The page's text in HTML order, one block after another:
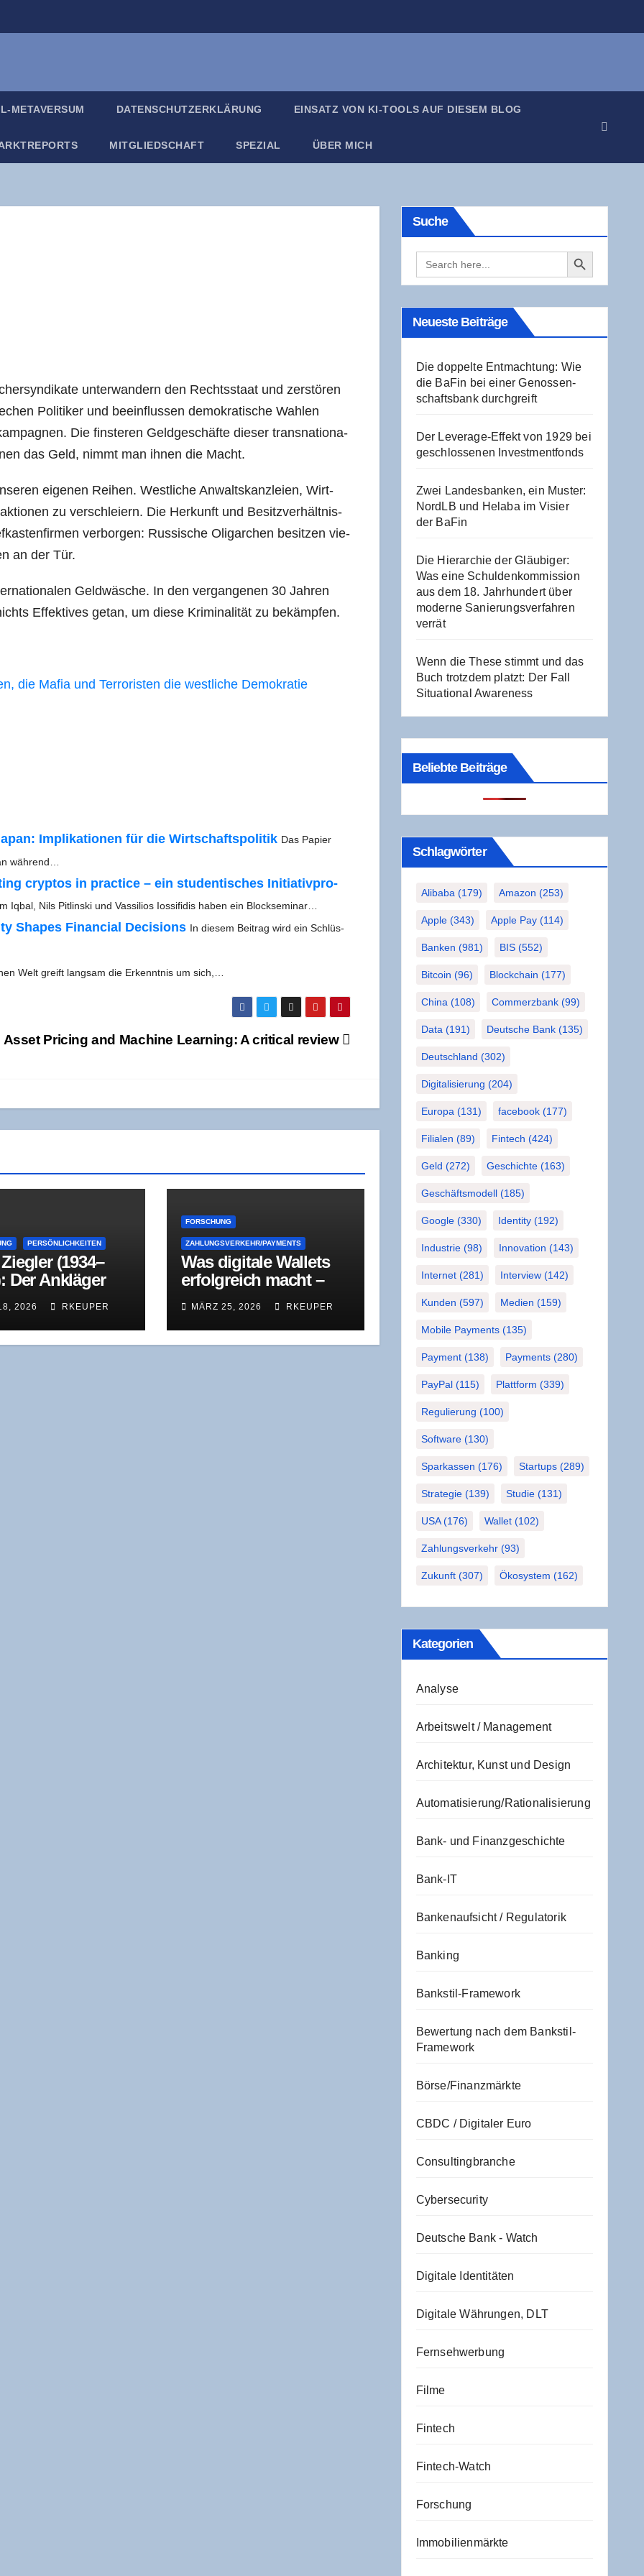
META­VER­SUM DATEN­SCHUTZ­ER­KLÄ­RUNG EIN­SATZ VON KI-TOOLS AUF DIE­SEM BLOG
MIT­GLIED­SCHAFT SPE­ZI­AL ÜBER MICH
unter­wan­dern den Rechts­staat und zer­stö­ren
Poli­ti­ker und beein­flus­sen demo­kra­ti­sche Wah­len
Die fins­te­ren Geld­ge­schäf­te die­ser trans­na­tio­na­
das Geld, nimmt man ihnen die Macht.
eige­nen Rei­hen. West­li­che Anwalts­kanz­lei­en, Wirt­
zu ver­schlei­ern. Die Her­kunft und Besitz­ver­hält­nis­
ver­bor­gen: Rus­si­sche Olig­ar­chen besit­zen vie­
an der Tür.
Geld­wä­sche. In den ver­gan­ge­nen 30 Jah­ren
Effek­ti­ves getan, um die­se Kri­mi­na­li­tät zu bekämpfen.
die Mafia und Ter­ro­ris­ten die west­li­che Demo­kra­tie
Impli­ka­tio­nen für die Wirt­schafts­po­li­tik Das Papier
während…
cryp­tos in prac­ti­ce – ein stu­den­ti­sches Initia­tiv­pro­
Iqbal, Nils Pit­lin­ski und Vas­si­li­os Ios­si­fi­dis haben ein Blockseminar…
Shapes Finan­cial Decis­i­ons In die­sem Bei­trag wird ein Schlüs­
Welt greift lang­sam die Erkennt­nis um sich,…
Asset Pri­cing and Machi­ne Lear­ning: A cri­ti­cal review
PERSÖNLICHKEITEN
(1934–
Der Anklä­ger
2026 RKEUPER
FORSCHUNG
ZAHLUNGSVERKEHR/PAYMENTS
Was digi­ta­le Wal­lets
erfolg­reich macht –
Lek­tio­nen aus Peru
MÄRZ 25, 2026 RKEUPER
Suche
Search
for:
Search Button
Neu­es­te Beiträge
Die dop­pel­te Ent­mach­tung: Wie
die BaFin bei einer Genos­sen­
schafts­bank durchgreift
Der Levera­ge-Effekt von 1929 bei
geschlos­se­nen Investmentfonds
Zwei Lan­des­ban­ken, ein Mus­ter:
NordLB und Hela­ba im Visier
der BaFin
Die Hier­ar­chie der Gläu­bi­ger:
Was eine Schul­den­kom­mis­si­on
aus dem 18. Jahr­hun­dert über
moder­ne Sanie­rungs­ver­fah­ren
verrät
Wenn die The­se stimmt und das
Buch trotz­dem platzt: Der Fall
Situa­tio­nal Awareness
Beliebte Beiträge
Schlag­wör­ter
Alibaba (179) Amazon (253)
Apple(343) Apple Pay(114)
Banken (981) BIS(552)
Bitcoin (96) Blockchain (177)
China (108) Commerzbank(99)
Data (191) Deutsche Bank(135)
Deutschland (302)
Digitalisierung (204)
Europa (131) facebook(177)
Filialen (89) Fintech (424)
Geld (272) Geschichte(163)
Geschäftsmodell(185)
Google(330) Identity(192)
Industrie(98) Innovation (143)
Internet(281) Interview(142)
Kunden (597) Medien (159)
Mobile Payments(135)
Payment(138) Payments(280)
PayPal(115) Plattform (339)
Regulierung (100)
Software(130)
Sparkassen (176) Startups(289)
Strategie(139) Studie(131)
USA(176) Wallet(102)
Zahlungsverkehr(93)
Zukunft(307) Ökosystem (162)
Kate­go­rien
Analyse
Arbeitswelt / Management
Architektur, Kunst und Design
Automatisierung/Rationalisierung
Bank- und Finanzgeschichte
Bank-IT
Bankenaufsicht / Regulatorik
Banking
Bankstil-Framework
Bewertung nach dem Bankstil-
Framework
Börse/Finanzmärkte
CBDC / Digitaler Euro
Consultingbranche
Cybersecurity
Deutsche Bank - Watch
Digitale Identitäten
Digitale Währungen, DLT
Fernsehwerbung
Filme
Fintech
Fintech-Watch
Forschung
Immobilienmärkte